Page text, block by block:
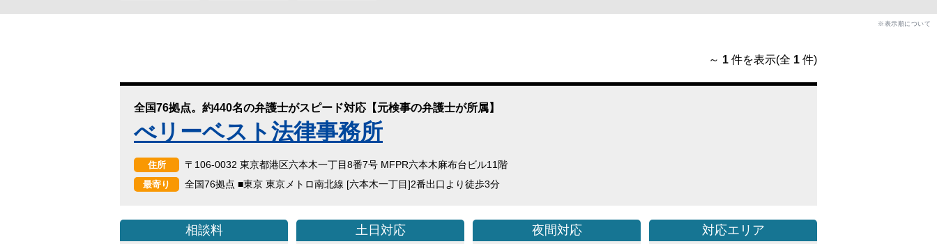
※表示順について
～ 1 件を表示(全 1 件)
全国76拠点。約440名の弁護士がスピード対応【元検事の弁護士が所属】
べリーベスト法律事務所
住所 〒106-0032 東京都港区六本木一丁目8番7号 MFPR六本木麻布台ビル11階
最寄り 全国76拠点 ■東京 東京メトロ南北線 [六本木一丁目]2番出口より徒歩3分
相談料 土日 対応 夜間対応 対応エリア